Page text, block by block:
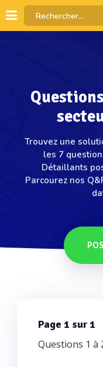
Trouvez une
les 7
Détaillants
Parcourez nos
Page 1 sur 1
Questions 1 à